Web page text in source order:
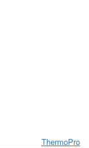
ThermoPro